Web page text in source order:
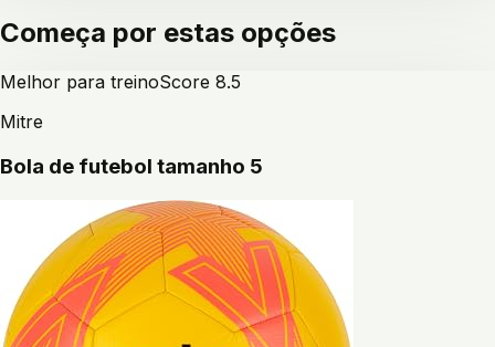
Começa por estas opções
Melhor para treinoScore 8.5
Mitre
Bola de futebol tamanho 5